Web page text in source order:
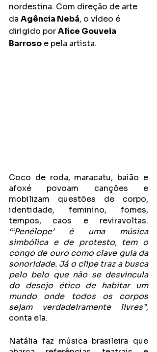
nordestina. Com direção de arte
da Agência Nebá, o vídeo é
dirigido por Alice Gouveia
Barroso e pela artista.
Coco de roda, maracatu, baião e
afoxé povoam canções e
mobilizam questões de corpo,
identidade, feminino, fomes,
“‘Penélope’ é uma música
simbólica e de protesto, tem o
congo de ouro como clave guia da
sonoridade. Já o clipe traz a busca
pelo belo que não se desvincula
do desejo ético de habitar um
mundo onde todos os corpos
sejam verdadeiramente livres”,
conta ela.
Natália faz música brasileira que